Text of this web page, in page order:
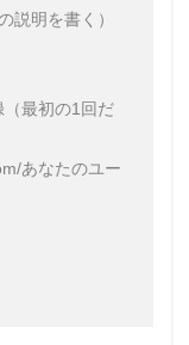
説明を書く）
最初の1回だ
あなたのユー